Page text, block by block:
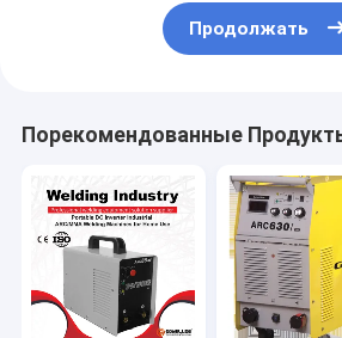
Продолжать
Порекомендованные